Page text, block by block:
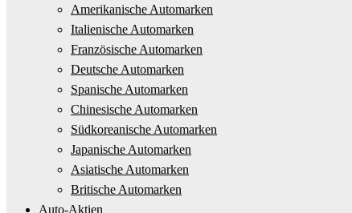
Amerikanische Automarken
Italienische Automarken
Französische Automarken
Deutsche Automarken
Spanische Automarken
Chinesische Automarken
Südkoreanische Automarken
Japanische Automarken
Asiatische Automarken
Britische Automarken
Auto-Aktien